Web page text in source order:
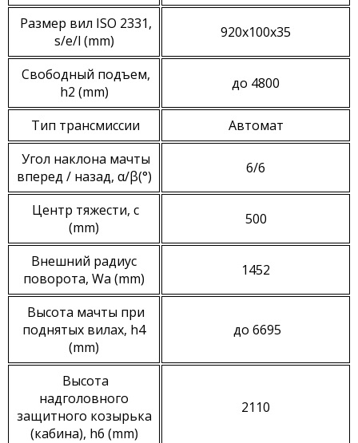
Размер вил ISO 2331,
s/e/l (mm)
920x100x35
Свободный подъем,
h2 (mm)
до 4800
Тип трансмиссии
Автомат
Угол наклона мачты
вперед / назад, α/β(°)
6/6
Центр тяжести, c
(mm)
500
Внешний радиус
поворота, Wa (mm)
1452
Высота мачты при
поднятых вилах, h4
(mm)
до 6695
Высота
надголовного
защитного козырька
(кабина), h6 (mm)
2110